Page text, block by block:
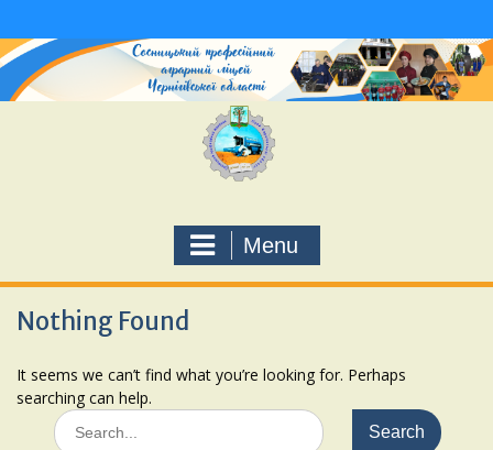
to
content
Menu
Nothing Found
It seems we can’t find what you’re looking for. Perhaps
searching can help.
Search
for: